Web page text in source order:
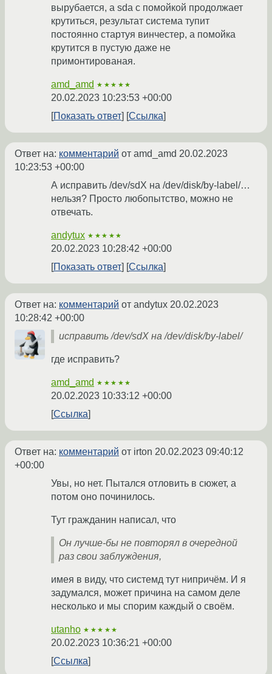
вырубается, а sda c помойкой продолжает
крутиться, результат система тупит
постоянно стартуя винчестер, а помойка
крутится в пустую даже не
примонтированая.
amd_amd ★★★★★
20.02.2023 10:23:53 +00:00
Показать ответ
Ссылка
Ответ на: комментарий от amd_amd 20.02.2023
10:23:53 +00:00
А исправить /dev/sdX на /dev/disk/by-label/…
нельзя? Просто любопытство, можно не
отвечать.
andytux ★★★★★
20.02.2023 10:28:42 +00:00
Показать ответ
Ссылка
Ответ на: комментарий от andytux 20.02.2023
10:28:42 +00:00
исправить /dev/sdX на /dev/disk/by-label/
где исправить?
amd_amd ★★★★★
20.02.2023 10:33:12 +00:00
Ссылка
Ответ на: комментарий от irton 20.02.2023 09:40:12
+00:00
Увы, но нет. Пытался отловить в сюжет, а
потом оно починилось.
Тут гражданин написал, что
Он лучше-бы не повторял в очередной
раз свои заблуждения,
имея в виду, что системд тут нипричём. И я
задумался, может причина на самом деле
несколько и мы спорим каждый о своём.
utanho ★★★★★
20.02.2023 10:36:21 +00:00
Ссылка